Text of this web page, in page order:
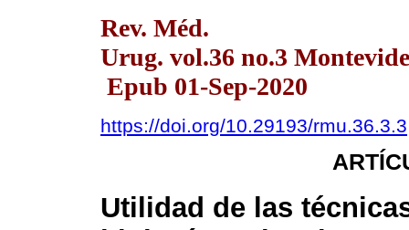
Rev. Méd.
Urug. vol.36 no.3
Epub 01-Sep-2020
https://doi.org/10.29193/rmu.36.3.3
Utilidad de las